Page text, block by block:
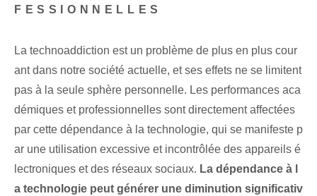
FESSIONNELLES
La technoaddiction est un problème de plus en plus cour
ant dans notre société actuelle, et ses effets ne se limitent
pas à la seule sphère personnelle. Les performances aca
démiques et professionnelles sont directement affectées
par cette dépendance à la technologie, qui se manifeste p
ar une utilisation excessive et incontrôlée des appareils é
lectroniques et des réseaux sociaux. La dépendance à l
a technologie peut générer⁤ une diminution significativ